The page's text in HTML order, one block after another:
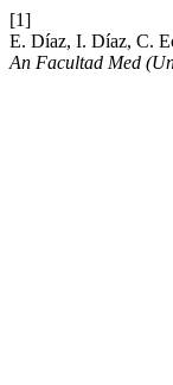
[1]
E. Díaz, I. Díaz, C.
An Facultad Med